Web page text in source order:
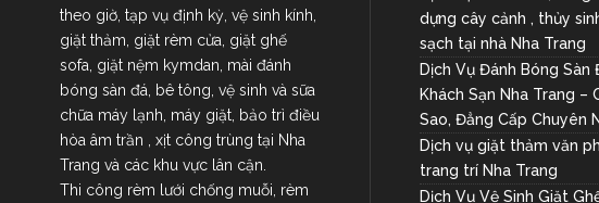
theo giờ, tạp vụ định kỳ, vệ sinh kính,
giặt thảm, giặt rèm cửa, giặt ghế
sofa, giặt nệm kymdan, mài đánh
bóng sàn đá, bê tông, vệ sinh và sữa
chữa máy lạnh, máy giặt, bảo trì điều
hòa âm trần , xịt công trùng tại Nha
Trang và các khu vực lân cận.
Thi công rèm lưới chống muỗi, rèm
dựng cây cảnh , thủy
sạch tại nhà Nha Trang
Dịch Vụ Đánh Bóng Sàn
Khách Sạn Nha Trang –
Sao, Đẳng Cấp Chuyên
Dịch vụ giặt thảm văn
trang trí Nha Trang
Dịch Vụ Vệ Sinh Giặt